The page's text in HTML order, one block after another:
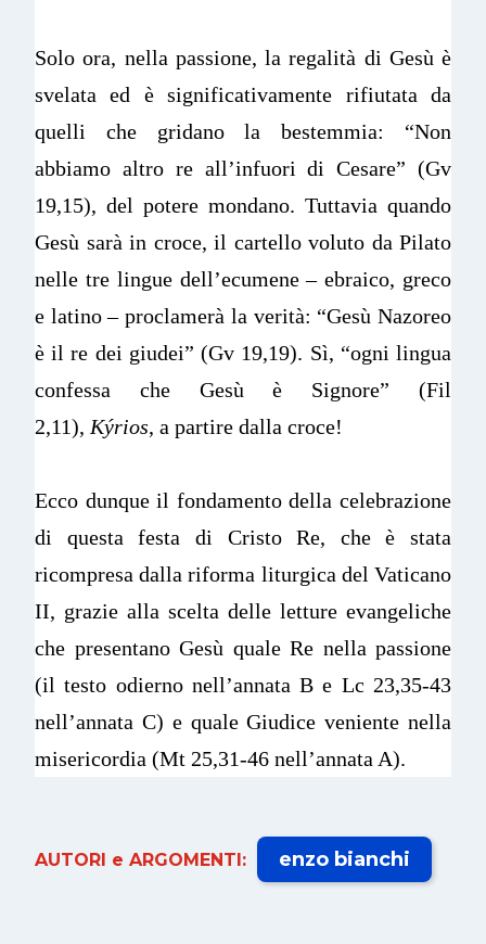
Solo ora, nella passione, la regalità di Gesù è
svelata ed è significativamente rifiutata da
quelli che gridano la bestemmia: “Non
abbiamo altro re all’infuori di Cesare” (Gv
19,15), del potere mondano. Tuttavia quando
Gesù sarà in croce, il cartello voluto da Pilato
nelle tre lingue dell’ecumene – ebraico, greco
e latino – proclamerà la verità: “Gesù Nazoreo
è il re dei giudei” (Gv 19,19). Sì, “ogni lingua
confessa che Gesù è Signore” (Fil
2,11), Kýrios, a partire dalla croce!
Ecco dunque il fondamento della celebrazione
di questa festa di Cristo Re, che è stata
ricompresa dalla riforma liturgica del Vaticano
II, grazie alla scelta delle letture evangeliche
che presentano Gesù quale Re nella passione
(il testo odierno nell’annata B e Lc 23,35-43
nell’annata C) e quale Giudice veniente nella
misericordia (Mt 25,31-46 nell’annata A).
AUTORI e ARGOMENTI: enzo bianchi